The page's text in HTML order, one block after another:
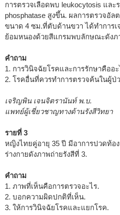
การตรวจเลือดพบ leukocytosis และ
phosphatase สูงขึ้น. ผลการตรวจอั
ขนาด 4 ซม.ที่ตับด้านขวา ได้ทำการ
ย้อมหนองด้วยสีแกรมพบลักษณะดังภ
คำถาม
1. การวินิจฉัยโรคและการรักษาคืออะ
2. โรคอื่นที่ควรทำการตรวจค้นในผู้ป่
เจริญพิน เจนจิตรานันท์ พ.บ.
แพทย์ผู้เชี่ยวชาญทางด้านรังสีวิทยา
รายที่ 3
หญิงไทยคู่อายุ 35 ปี มีอาการปวดท้อ
ร่างกายดังภาพถ่ายรังสีที่ 3.
คำถาม
1. ภาพที่เห็นคือการตรวจอะไร.
2. บอกความผิดปกติที่เห็น.
3. ให้การวินิจฉัยโรคและแยกโรค.